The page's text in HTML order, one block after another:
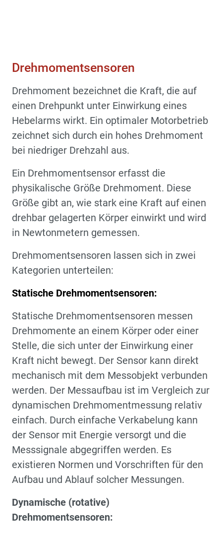
Drehmomentsensoren
Drehmoment bezeichnet die Kraft, die auf
einen Drehpunkt unter Einwirkung eines
Hebelarms wirkt. Ein optimaler Motorbetrieb
zeichnet sich durch ein hohes Drehmoment
bei niedriger Drehzahl aus.
Ein Drehmomentsensor erfasst die
physikalische Größe Drehmoment. Diese
Größe gibt an, wie stark eine Kraft auf einen
drehbar gelagerten Körper einwirkt und wird
in Newtonmetern gemessen.
Drehmomentsensoren lassen sich in zwei
Kategorien unterteilen:
Statische Drehmomentsensoren:
Statische Drehmomentsensoren messen
Drehmomente an einem Körper oder einer
Stelle, die sich unter der Einwirkung einer
Kraft nicht bewegt. Der Sensor kann direkt
mechanisch mit dem Messobjekt verbunden
werden. Der Messaufbau ist im Vergleich zur
dynamischen Drehmomentmessung relativ
einfach. Durch einfache Verkabelung kann
der Sensor mit Energie versorgt und die
Messsignale abgegriffen werden. Es
existieren Normen und Vorschriften für den
Aufbau und Ablauf solcher Messungen.
Dynamische (rotative)
Drehmomentsensoren: